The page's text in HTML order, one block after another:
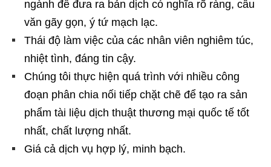
ngành để đưa ra bản dịch có nghĩa rõ ràng, câu
văn gãy gọn, ý tứ mạch lạc.
Thái độ làm việc của các nhân viên nghiêm túc,
nhiệt tình, đáng tin cậy.
Chúng tôi thực hiện quá trình với nhiều công
đoạn phân chia nối tiếp chặt chẽ để tạo ra sản
phẩm tài liệu dịch thuật thương mại quốc tế tốt
nhất, chất lượng nhất.
Giá cả dịch vụ hợp lý, minh bạch.